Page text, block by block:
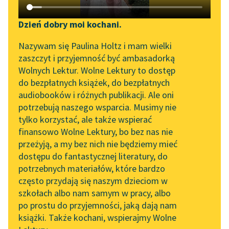
Katalog DAISY
Podkasty o książkach
Zgłoś brak utworu
Aktualności
„Prokurator Alicja Horn”
do słuchania
Byliśmy częścią AI Impact
Lab
Zapraszamy na spotkanie
online z tłumaczkami
literatury skandynawskiej
Spotkanie z Katarzyną
Tunkiel w Oslo
102. lata temu zmarł
Joseph Conrad
Narzędzia
Mapa Wolnych Lektur
Leśmianator
Przewodnik dla piszących i
czytających
API
OAI-PMH
Widget Wolnych Lektur
Przypisy
Dzień dobry moi kochani.
Nazywam się Paulina Holtz i mam wielki
zaszczyt i przyjemność być ambasadorką
Wolnych Lektur. Wolne Lektury to dostęp
do bezpłatnych książek, do bezpłatnych
audiobooków i różnych publikacji. Ale oni
potrzebują naszego wsparcia. Musimy nie
tylko korzystać, ale także wspierać
finansowo Wolne Lektury, bo bez nas nie
przeżyją, a my bez nich nie będziemy mieć
dostępu do fantastycznej literatury, do
potrzebnych materiałów, które bardzo
często przydają się naszym dzieciom w
szkołach albo nam samym w pracy, albo
po prostu do przyjemności, jaką dają nam
książki. Także kochani, wspierajmy Wolne
Sortuj:
Epika Halina Górska